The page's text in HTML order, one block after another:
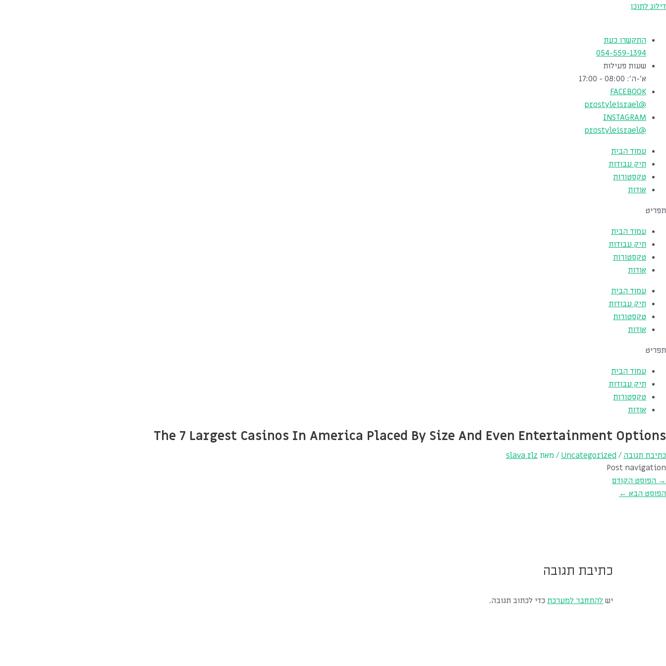
דילוג לתוכן
התקשרו כעת
054-559-1394
שעות פעילות
א'-ה': 08:00 - 17:00
FACEBOOK
@prostyleisrael
INSTAGRAM
@prostyleisrael
עמוד הבית
תיק עבודות
טקסטורות
אודות
תפריט
עמוד הבית
תיק עבודות
טקסטורות
אודות
עמוד הבית
תיק עבודות
טקסטורות
אודות
תפריט
עמוד הבית
תיק עבודות
טקסטורות
אודות
The 7 Largest Casinos In America Placed By Size And Even Entertainment Options
כתיבת תגובה /
Uncategorized/ מאת slava rlz
Post navigation
→ הפוסט הקודם
הפוסט הבא ←
כתיבת תגובה
יש להתחבר למערכת כדי לכתוב תגובה.